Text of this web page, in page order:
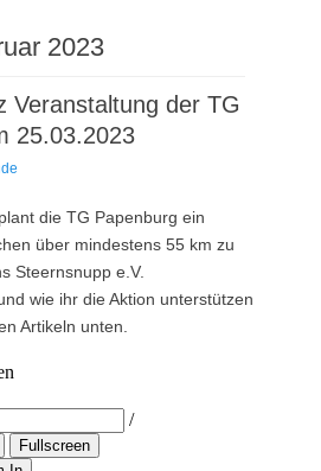
2023
Veranstaltung der TG
25.03.2023
die TG Papenburg ein
über mindestens 55 km zu
Steernsnupp e.V.
wie ihr die Aktion unterstützen
Artikeln unten.